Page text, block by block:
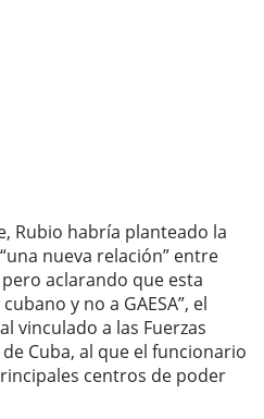
Rubio habría planteado la
nueva relación” entre
aclarando que esta
y no a GAESA”, el
vinculado a las Fuerzas
Cuba, al que el funcionario
centros de poder